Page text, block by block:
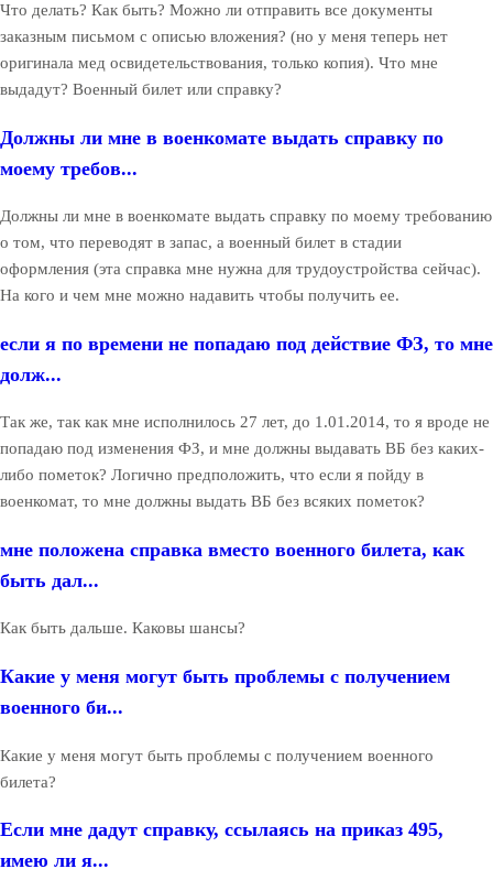
Что делать? Как быть? Можно ли отправить все документы
заказным письмом с описью вложения? (но у меня теперь нет
оригинала мед освидетельствования, только копия). Что мне
выдадут? Военный билет или справку?
Должны ли мне в военкомате выдать справку по
моему требов...
Должны ли мне в военкомате выдать справку по моему требованию
о том, что переводят в запас, а военный билет в стадии
оформления (эта справка мне нужна для трудоустройства сейчас).
На кого и чем мне можно надавить чтобы получить ее.
если я по времени не попадаю под действие ФЗ, то мне
долж...
Так же, так как мне исполнилось 27 лет, до 1.01.2014, то я вроде не
попадаю под изменения ФЗ, и мне должны выдавать ВБ без каких-
либо пометок? Логично предположить, что если я пойду в
военкомат, то мне должны выдать ВБ без всяких пометок?
мне положена справка вместо военного билета, как
быть дал...
Как быть дальше. Каковы шансы?
Какие у меня могут быть проблемы с получением
военного би...
Какие у меня могут быть проблемы с получением военного
билета?
Если мне дадут справку, ссылаясь на приказ 495,
имею ли я...